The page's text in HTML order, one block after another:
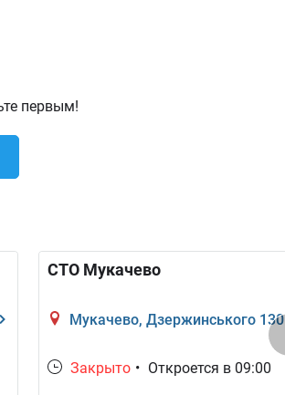
первым!
СТО Мукачево
Мукачево, Дзержинського 130
Закрыто • Откроется в 09:00